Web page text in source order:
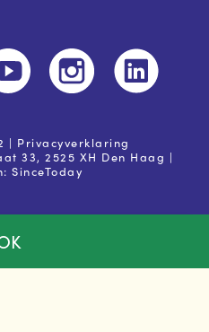
voorwaarden
| Privacyverklaring
33, 2525 XH Den Haag |
SinceToday